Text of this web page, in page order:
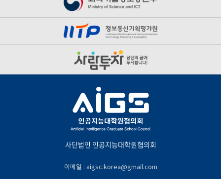
사단법인 인공지능대학원협의회
이메일 : aigsc.korea@gmail.com